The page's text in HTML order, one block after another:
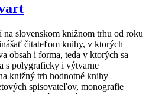
na slovenskom knižnom trhu od roku
čitateľom knihy, v ktorých
obsah i forma, teda v ktorých sa
s polygraficky i výtvarne
knižný trh hodnotné knihy
spisovateľov, monografie